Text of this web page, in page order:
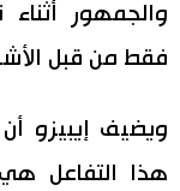
والجمهور
فقط من قبل
ويضيف إيبيزو
هذا التفاعل